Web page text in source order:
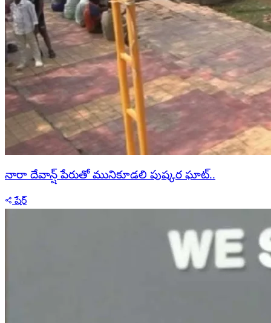
నారా దేవాన్ష్ పేరుతో మునికూడలి పుష్కర ఘాట్..
షేర్